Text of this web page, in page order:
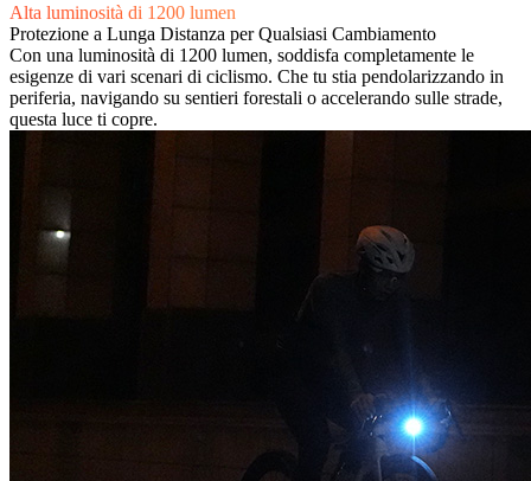
Alta luminosità di 1200 lumen
Protezione a Lunga Distanza per Qualsiasi Cambiamento
Con una luminosità di 1200 lumen, soddisfa completamente le
esigenze di vari scenari di ciclismo. Che tu stia pendolarizzando in
periferia, navigando su sentieri forestali o accelerando sulle strade,
questa luce ti copre.